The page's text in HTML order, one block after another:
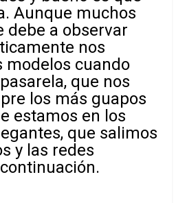
Aunque muchos
debe a observar
nos
modelos cuando
que nos
los más guapos
estamos en los
que salimos
y las redes